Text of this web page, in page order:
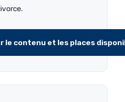
le contenu et les places